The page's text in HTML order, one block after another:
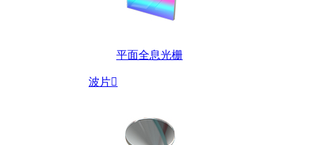
平面全息光栅
波片